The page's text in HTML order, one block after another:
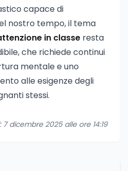
capace di
nostro tempo, il tema
in classe resta
che richiede continui
mentale e uno
alle esigenze degli
stessi.
7 dicembre 2025 alle ore 14:19